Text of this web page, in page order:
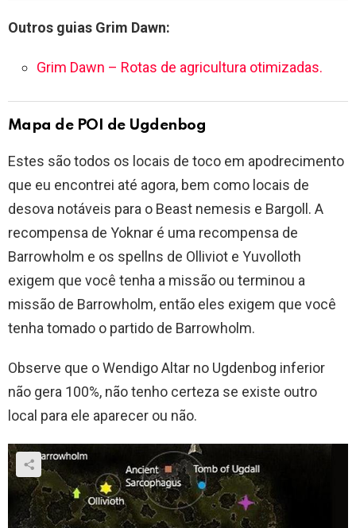
Outros guias Grim Dawn:
Grim Dawn – Rotas de agricultura otimizadas.
Mapa de POI de Ugdenbog
Estes são todos os locais de toco em apodrecimento
que eu encontrei até agora, bem como locais de
desova notáveis para o Beast nemesis e Bargoll. A
recompensa de Yoknar é uma recompensa de
Barrowholm e os spellns de Olliviot e Yuvolloth
exigem que você tenha a missão ou terminou a
missão de Barrowholm, então eles exigem que você
tenha tomado o partido de Barrowholm.
Observe que o Wendigo Altar no Ugdenbog inferior
não gera 100%, não tenho certeza se existe outro
local para ele aparecer ou não.